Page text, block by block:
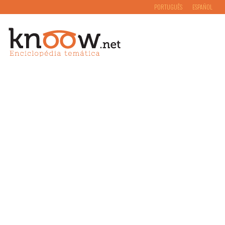
PORTUGUÊS ESPAÑOL